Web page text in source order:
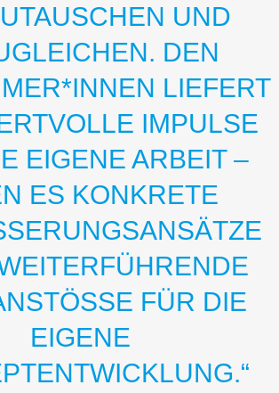
UND
DEN
LIEFERT
IMPULSE
EIGENE ARBEIT –
ES KONKRETE
FÜR DIE E
IGENE K